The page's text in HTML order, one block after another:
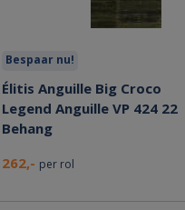
Bespaar nu!
Élitis Anguille Big Croco
Legend Anguille VP 424 22
Behang
262,- per rol